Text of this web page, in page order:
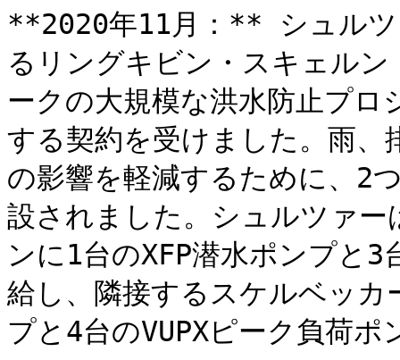
**2020年11月：** シュルツ
るリングキビン・スキェル
ークの大規模な洪水防止プ
する契約を受けました。雨、
の影響を軽減するために、2
設されました。シュルツァ
ンに1台のXFP潜水ポンプと3
給し、隣接するスケルベッカ
プと4台のVUPXピーク負荷